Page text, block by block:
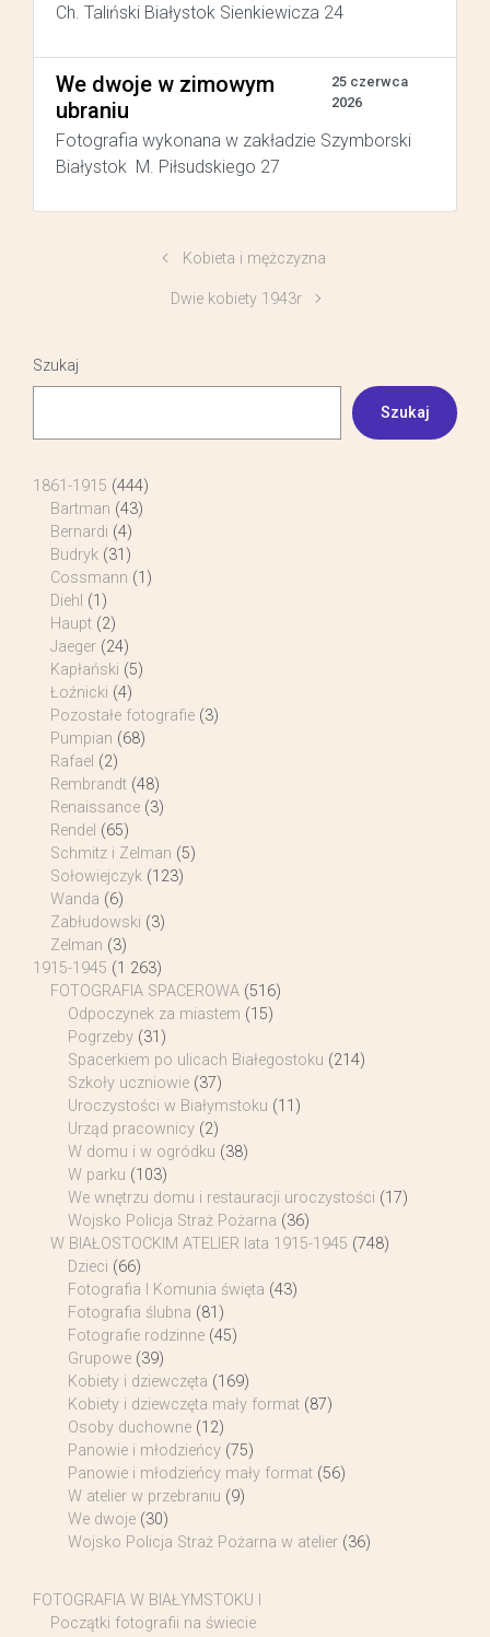
Ch. Taliński Białystok Sienkiewicza 24
We dwoje w zimowym
ubraniu
25 czerwca
2026
Fotografia wykonana w zakładzie Szymborski
Białystok M. Piłsudskiego 27
Kobieta i mężczyzna
Dwie kobiety 1943r
Szukaj
Szukaj
1861-1915 (444)
Bartman (43)
Bernardi (4)
Budryk (31)
Cossmann (1)
Diehl (1)
Haupt (2)
Jaeger (24)
Kapłański (5)
Łoźnicki (4)
Pozostałe fotografie (3)
Pumpian (68)
Rafael (2)
Rembrandt (48)
Renaissance (3)
Rendel (65)
Schmitz i Zelman (5)
Sołowiejczyk (123)
Wanda (6)
Zabłudowski (3)
Zelman (3)
1915-1945 (1 263)
FOTOGRAFIA SPACEROWA (516)
Odpoczynek za miastem (15)
Pogrzeby (31)
Spacerkiem po ulicach Białegostoku (214)
Szkoły uczniowie (37)
Uroczystości w Białymstoku (11)
Urząd pracownicy (2)
W domu i w ogródku (38)
W parku (103)
We wnętrzu domu i restauracji uroczystości (17)
Wojsko Policja Straż Pożarna (36)
W BIAŁOSTOCKIM ATELIER lata 1915-1945 (748)
Dzieci (66)
Fotografia I Komunia święta (43)
Fotografia ślubna (81)
Fotografie rodzinne (45)
Grupowe (39)
Kobiety i dziewczęta (169)
Kobiety i dziewczęta mały format (87)
Osoby duchowne (12)
Panowie i młodzieńcy (75)
Panowie i młodzieńcy mały format (56)
W atelier w przebraniu (9)
We dwoje (30)
Wojsko Policja Straż Pożarna w atelier (36)
FOTOGRAFIA W BIAŁYMSTOKU I
Początki fotografii na świecie